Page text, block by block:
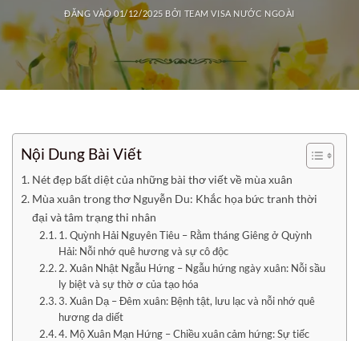
ĐĂNG VÀO01/12/2025 BỞI TEAM VISA NƯỚC NGOÀI
Nội Dung Bài Viết
Nét đẹp bất diệt của những bài thơ viết về mùa xuân
Mùa xuân trong thơ Nguyễn Du: Khắc họa bức tranh thời
đại và tâm trạng thi nhân
1. Quỳnh Hải Nguyên Tiêu – Rằm tháng Giêng ở Quỳnh
Hải: Nỗi nhớ quê hương và sự cô độc
2. Xuân Nhật Ngẫu Hứng – Ngẫu hứng ngày xuân: Nỗi sầu
ly biệt và sự thờ ơ của tạo hóa
3. Xuân Dạ – Đêm xuân: Bệnh tật, lưu lạc và nỗi nhớ quê
hương da diết
4. Mộ Xuân Mạn Hứng – Chiều xuân cảm hứng: Sự tiếc